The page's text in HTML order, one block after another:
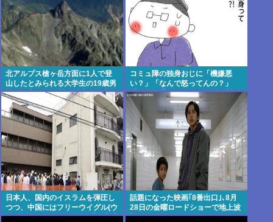
北アルプス槍ヶ岳方面に1人で登
山したとみられる大学生の19歳男
性が行方不明 男性は登山届が出し
ていた
コミュ障の独身おじに「機嫌悪
い？」「なんで怒ってんの？」
「なんで喋んないの？」って質問
毎日してたら盆前に仕事辞めてて
ワロタwww
日本人、国内のイスラムを弾圧し
つつ、中国にはフリーウイグル(ウ
イグルはほぼムスリム)を叫ぶ意味
話題になった映画｢8番出口｣､8月
28日の金曜ロードショーで地上波
初放送